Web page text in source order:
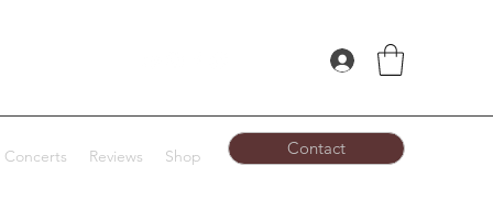
Concerts Reviews Shop Contact